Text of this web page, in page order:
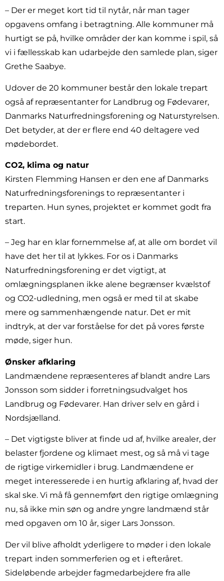
– Der er meget kort tid til nytår, når man tager
opgavens omfang i betragtning. Alle kommuner må
hurtigt se på, hvilke områder der kan komme i spil, så
vi i fællesskab kan udarbejde den samlede plan, siger
Grethe Saabye.
Udover de 20 kommuner består den lokale trepart
også af repræsentanter for Landbrug og Fødevarer,
Danmarks Naturfredningsforening og Naturstyrelsen.
Det betyder, at der er flere end 40 deltagere ved
mødebordet.
CO2, klima og natur
Kirsten Flemming Hansen er den ene af Danmarks
Naturfredningsforenings to repræsentanter i
treparten. Hun synes, projektet er kommet godt fra
start.
– Jeg har en klar fornemmelse af, at alle om bordet vil
have det her til at lykkes. For os i Danmarks
Naturfredningsforening er det vigtigt, at
omlægningsplanen ikke alene begrænser kvælstof
og CO2-udledning, men også er med til at skabe
mere og sammenhængende natur. Det er mit
indtryk, at der var forståelse for det på vores første
møde, siger hun.
Ønsker afklaring
Landmændene repræsenteres af blandt andre Lars
Jonsson som sidder i forretningsudvalget hos
Landbrug og Fødevarer. Han driver selv en gård i
Nordsjælland.
– Det vigtigste bliver at finde ud af, hvilke arealer, der
belaster fjordene og klimaet mest, og så må vi tage
de rigtige virkemidler i brug. Landmændene er
meget interesserede i en hurtig afklaring af, hvad der
skal ske. Vi må få gennemført den rigtige omlægning
nu, så ikke min søn og andre yngre landmænd står
med opgaven om 10 år, siger Lars Jonsson.
Der vil blive afholdt yderligere to møder i den lokale
trepart inden sommerferien og et i efteråret.
Sideløbende arbejder fagmedarbejdere fra alle